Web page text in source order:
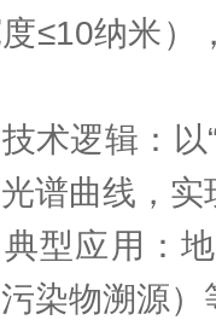
度≤10纳米
逻辑：以“
谱曲线，
应用：地
染物溯源）